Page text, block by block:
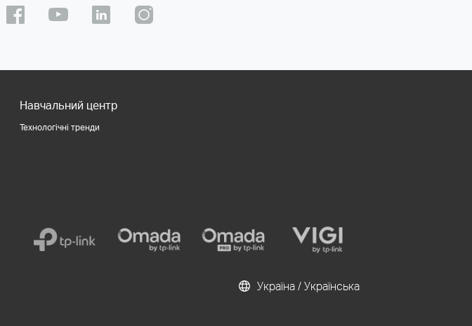
Навчальний центр
Технологічні тренди
Україна / Українська